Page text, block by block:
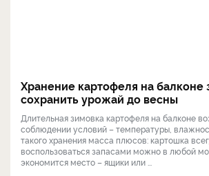
Хранение картофеля на балконе
сохранить урожай до весны
Длительная зимовка картофеля на балконе
соблюдении условий – температуры,
такого хранения масса плюсов: картошка
воспользоваться запасами можно в любой
экономится место – ящики или ...